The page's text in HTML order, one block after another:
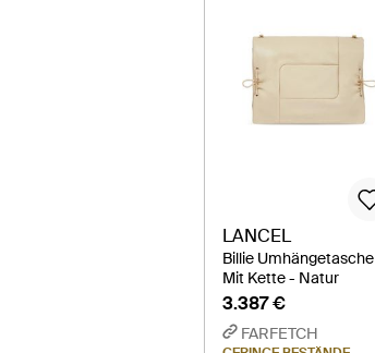
LANCEL
Billie Umhängetasche
Mit Kette - Natur
3.387 €
FARFETCH